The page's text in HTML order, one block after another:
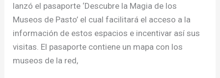
lanzó el pasaporte ‘Descubre la Magia de los
Museos de Pasto’ el cual facilitará el acceso a la
información de estos espacios e incentivar así sus
visitas. El pasaporte contiene un mapa con los
museos de la red,